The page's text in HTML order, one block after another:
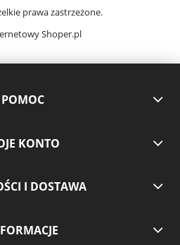
prawa zastrzeżone.
Shoper.pl
POMOC
KONTO
I DOSTAWA